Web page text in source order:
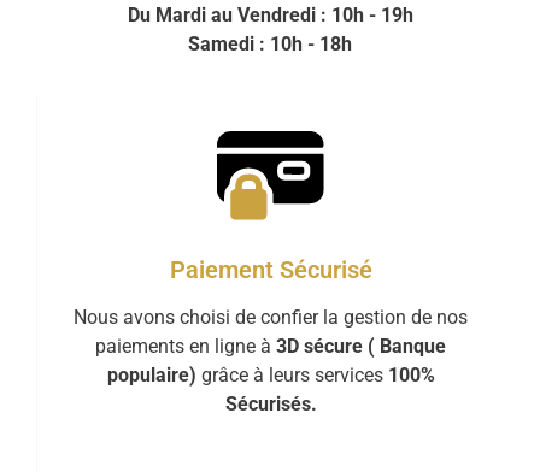
Du Mardi au Vendredi : 10h - 19h
Samedi : 10h - 18h
Paiement Sécurisé
Nous avons choisi de confier la gestion de nos
paiements en ligne à 3D sécure ( Banque
populaire) grâce à leurs services 100%
Sécurisés.